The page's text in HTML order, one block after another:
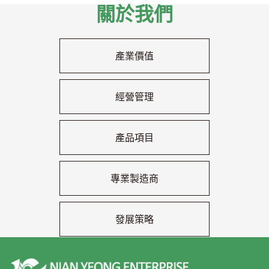
關於我們
產業價值
經營管理
產品項目
專業製造商
發展策略